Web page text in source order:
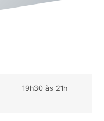
19h30 às 21h